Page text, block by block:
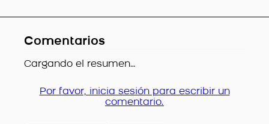
Comentarios
Cargando el resumen…
Por favor, inicia sesión para escribir un
comentario.